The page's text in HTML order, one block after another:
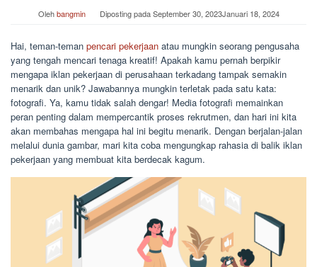
Olehbangmin Diposting padaSeptember 30, 2023Januari 18, 2024
Hai, teman-teman pencari pekerjaan atau mungkin seorang pengusaha
yang tengah mencari tenaga kreatif! Apakah kamu pernah berpikir
mengapa iklan pekerjaan di perusahaan terkadang tampak semakin
menarik dan unik? Jawabannya mungkin terletak pada satu kata:
fotografi. Ya, kamu tidak salah dengar! Media fotografi memainkan
peran penting dalam mempercantik proses rekrutmen, dan hari ini kita
akan membahas mengapa hal ini begitu menarik. Dengan berjalan-jalan
melalui dunia gambar, mari kita coba mengungkap rahasia di balik iklan
pekerjaan yang membuat kita berdecak kagum.